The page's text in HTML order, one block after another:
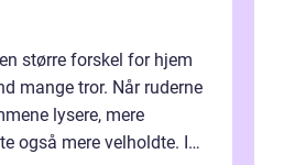
større forskel for hjem
mange tror. Når ruderne
lysere, mere
også mere velholdte. I